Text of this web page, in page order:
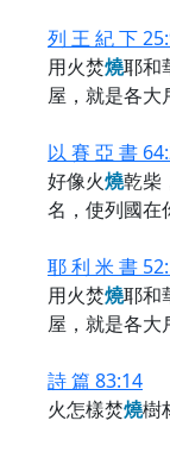
列 王 紀 下
用火焚燒耶和
屋，就是各大
以 賽 亞 書
好像火燒乾柴
名，使列國在
耶 利 米 書
用火焚燒耶和
屋，就是各大
詩 篇 83:14
火怎樣焚燒樹